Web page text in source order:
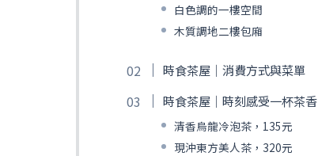
白色調的一樓空間
木質調地二樓包廂
時食茶屋｜消費方式與菜單
時食茶屋｜時刻感受一杯茶香
清香烏龍冷泡茶，135元
現沖東方美人茶，320元